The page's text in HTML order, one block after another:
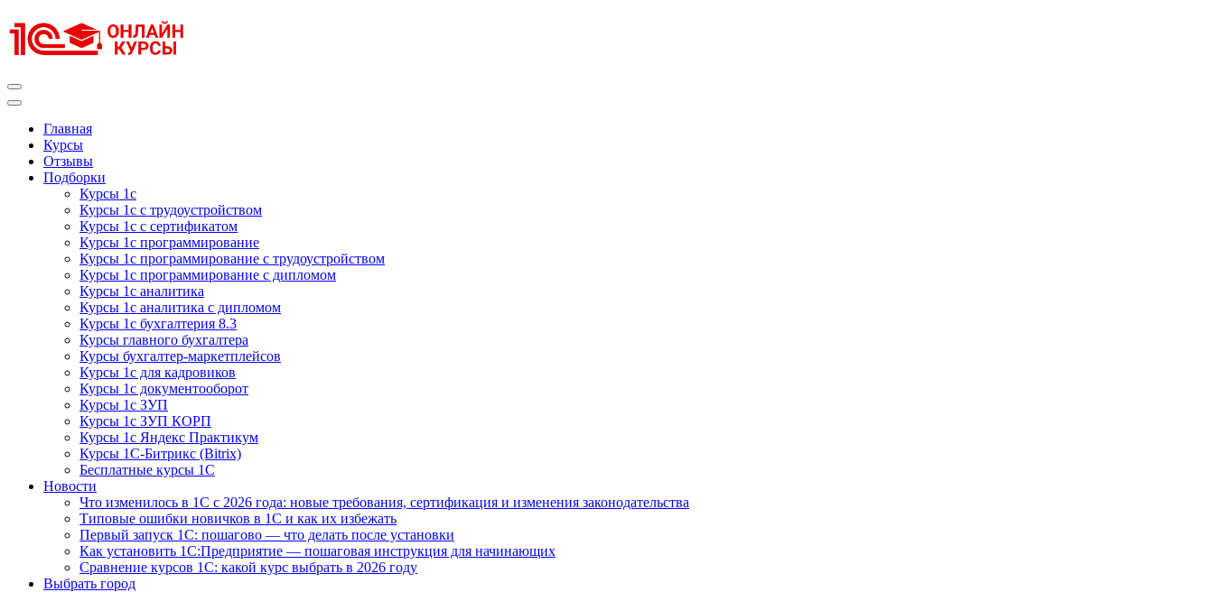
к
содержимому
Главная
Курсы
Отзывы
Подборки
Курсы 1с
Курсы 1с с трудоустройством
Курсы 1с с сертификатом
Курсы 1с программирование
Курсы 1с программирование с трудоустройством
Курсы 1с программирование с дипломом
Курсы 1с аналитика
Курсы 1с аналитика с дипломом
Курсы 1с бухгалтерия 8.3
Курсы главного бухгалтера
Курсы бухгалтер-маркетплейсов
Курсы 1с для кадровиков
Курсы 1с документооборот
Курсы 1с ЗУП
Курсы 1с ЗУП КОРП
Курсы 1с Яндекс Практикум
Курсы 1С-Битрикс (Bitrix)
Бесплатные курсы 1С
Новости
Что изменилось в 1С с 2026 года: новые требования, сертификация и изменения законодательства
Типовые ошибки новичков в 1С и как их избежать
Первый запуск 1С: пошагово — что делать после установки
Как установить 1С:Предприятие — пошаговая инструкция для начинающих
Сравнение курсов 1С: какой курс выбрать в 2026 году
Выбрать город